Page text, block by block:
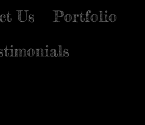
Us
Portfolio